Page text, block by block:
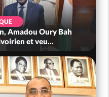
Amadou Oury Bah
et veu...